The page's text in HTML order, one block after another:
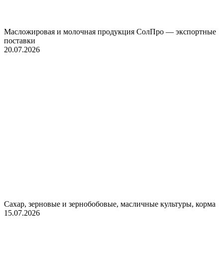
Масложировая и молочная продукция СолПро — экспортные
поставки
20.07.2026
Сахар, зерновые и зернобобовые, масличные культуры, корма
15.07.2026